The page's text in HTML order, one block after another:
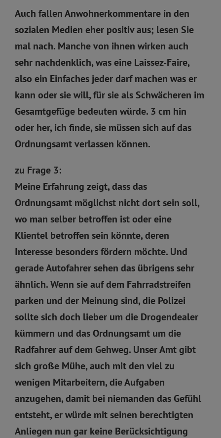
Auch fallen Anwohnerkommentare in den
sozialen Medien eher positiv aus; lesen Sie
mal nach. Manche von ihnen wirken auch
sehr nachdenklich, was eine Laissez-Faire,
also ein Einfaches jeder darf machen was er
kann oder sie will, für sie als Schwächeren im
Gesamtgefüge bedeuten würde. 3 cm hin
oder her, ich finde, sie müssen sich auf das
Ordnungsamt verlassen können.
zu Frage 3:
Meine Erfahrung zeigt, dass das
Ordnungsamt möglichst nicht dort sein soll,
wo man selber betroffen ist oder eine
Klientel betroffen sein könnte, deren
Interesse besonders fördern möchte. Und
gerade Autofahrer sehen das übrigens sehr
ähnlich. Wenn sie auf dem Fahrradstreifen
parken und der Meinung sind, die Polizei
sollte sich doch lieber um die Drogendealer
kümmern und das Ordnungsamt um die
Radfahrer auf dem Gehweg. Unser Amt gibt
sich große Mühe, auch mit den viel zu
wenigen Mitarbeitern, die Aufgaben
anzugehen, damit bei niemanden das Gefühl
entsteht, er würde mit seinen berechtigten
Anliegen nun gar keine Berücksichtigung